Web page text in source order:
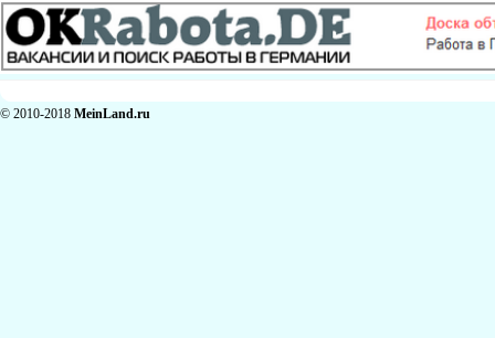
© 2010-2018 MeinLand.ru